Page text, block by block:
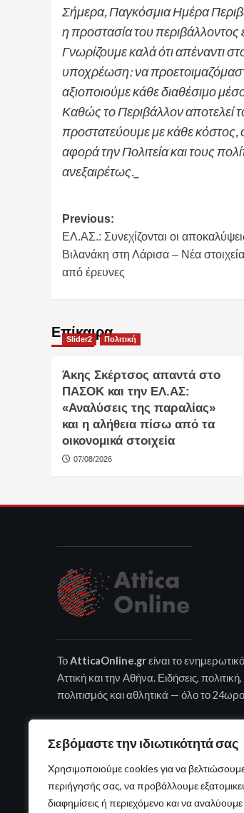
Σεβόμαστε την ιδιωτικότητά σας
Χρησιμοποιούμε cookies για να
περιήγησής σας, να προβάλλουμε
διαφημίσεις ή περιεχόμενο και να
Σήμερα, Παγκόσμια Ημέρα
η προστασία του περιβάλλοντος
Γνωρίζουμε καλά ότι απέναντι
υποχρέωση: να
αξιοποιούμε κάθε διαθέσιμο
Καθώς το Περιβάλλον αποτελεί το
προστατεύουμε με κάθε
αφορά την Πολιτεία και τους
ανεξαιρέτως.
Post
navigation
Previous:
ΕΛ.ΑΣ.: Συνεχίζονται οι
Βιλανάκη στη Λάρισα – Νέα
από έρευνες
Επίκαιρα
Slider2 Πολιτική
Άκης Σκέρτσος απαντά στο
ΠΑΣΟΚ και την ΕΛ.ΑΣ:
«Αναλύσεις της παραλίας»
και η αλήθεια πίσω από τα
οικονομικά στοιχεία
07/08/2026
ΤοAtticaOnline.grείναι το
Αττική και την Αθήνα. Ειδήσεις,
πολιτισμός και αθλητικά — όλο το